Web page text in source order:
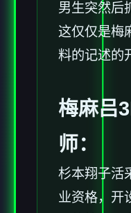
男生突然后
这仅仅是梅
料的记述的
梅麻吕
师：
杉本翔子活
业资格，开